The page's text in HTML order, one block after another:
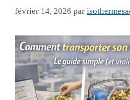
février 14, 2026 par